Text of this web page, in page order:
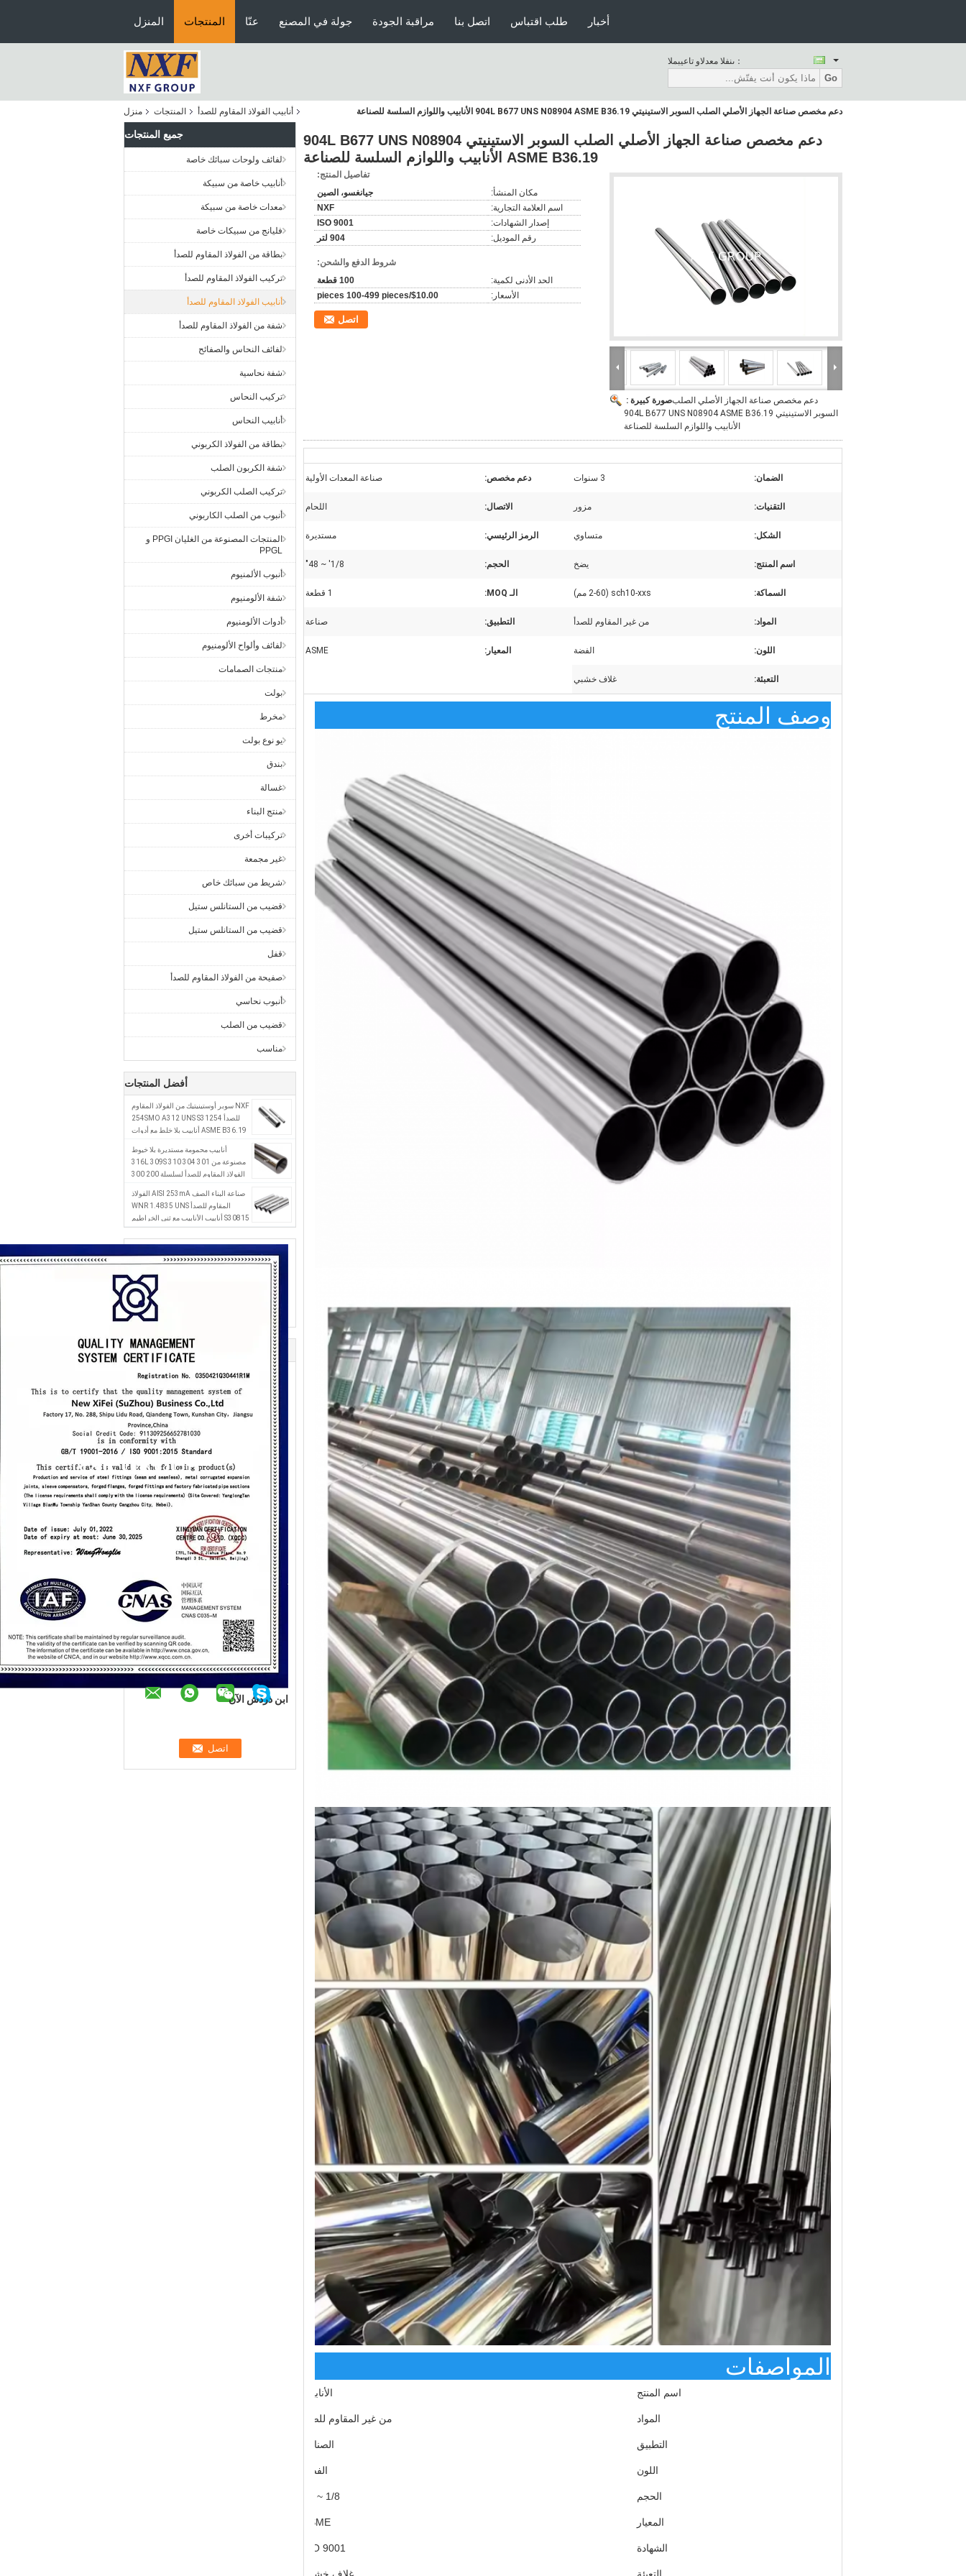
اترك رسالة
إرسال
المنزل المنتجات عنّا جولة في المصنع مراقبة الجودة اتصل بنا طلب اقتباس أخبار
المبيعات والدعم الفنى：
Go
منزل المنتجات أنابيب الفولاذ المقاوم للصدأ دعم مخصص صناعة الجهاز الأصلي الصلب السوبر الاستينيتي 904L B677 UNS N08904 ASME B36.19 الأنابيب واللوازم السلسة للصناعة
جميع المنتجات
لفائف ولوحات سبائك خاصة
أنابيب خاصة من سبيكة
معدات خاصة من سبيكة
فليانج من سبيكات خاصة
بطاقة من الفولاذ المقاوم للصدأ
تركيب الفولاذ المقاوم للصدأ
أنابيب الفولاذ المقاوم للصدأ
شفة من الفولاذ المقاوم للصدأ
لفائف النحاس والصفائح
شفة نحاسية
تركيب النحاس
أنابيب النحاس
بطاقة من الفولاذ الكربوني
شفة الكربون الصلب
تركيب الصلب الكربوني
أنبوب من الصلب الكاربوني
المنتجات المصنوعة من الغليان PPGI و
PPGL
أنبوب الألمنيوم
شفة الألومنيوم
أدوات الألومنيوم
لفائف وألواح الألومنيوم
منتجات الصمامات
بولت
مخرط
يو نوع بولت
بندق
غسالة
منتج البناء
تركيبات أخرى
غير مجمعة
شريط من سبائك خاص
قضيب من الستانلس ستيل
قضيب من الستانلس ستيل
قفل
صفيحة من الفولاذ المقاوم للصدأ
أنبوب نحاسي
قضيب من الصلب
مناسب
أفضل المنتجات
NXF سوبر أوستينيتيك من الفولاذ المقاوم
للصدأ 254SMO A312 UNS S31254
ASME B36.19 أنابيب بلا خلط مع أدوات
أنابيب محمومة مستديرة بلا خيوط
مصنوعة من 301 304 316L 309S 310
الفولاذ المقاوم للصدأ لسلسلة 200 300
صناعة البناء الصف AISI 253mA الفولاذ
المقاوم للصدأ WNR 1.4835 UNS
S30815 أنابيب الأنابيب مع ثني الخراطيم
والخدمات
ابن دردش الآن
دعم مخصص صناعة الجهاز الأصلي الصلب السوبر الاستينيتي 904L B677 UNS N08904
ASME B36.19 الأنابيب واللوازم السلسة للصناعة
صورة كبيرة :دعم مخصص صناعة الجهاز الأصلي الصلب
السوبر الاستينيتي 904L B677 UNS N08904 ASME B36.19
الأنابيب واللوازم السلسة للصناعة
تفاصيل المنتج:
مكان المنشأ:
جيانغسو، الصين
اسم العلامة التجارية:
NXF
إصدار الشهادات:
ISO 9001
رقم الموديل:
904 لتر
شروط الدفع والشحن:
الحد الأدنى لكمية:
100 قطعة
الأسعار:
$10.00/pieces 100-499 pieces
اتصل
الضمان: 3 سنوات دعم مخصص: صناعة المعدات الأولية
التقنيات: مزور الاتصال: اللحام
الشكل: متساوي الرمز الرئيسي: مستديرة
اسم المنتج: يضخ الحجم: 1/8' ~ 48"
السماكة: sch10-xxs (2-60 مم) الـ MOQ: 1 قطعة
المواد: من غير المقاوم للصدأ التطبيق: صناعة
اللون: الفضة المعيار: ASME
التعبئة: غلاف خشبي
وصف المنتج
المواصفات
اسم المنتج الأنابيب
المواد من غير المقاوم للصدأ
التطبيق الصناعة
اللون الفضة
الحجم 1/8 ~ 48
المعيار ASME
الشهادة ISO 9001